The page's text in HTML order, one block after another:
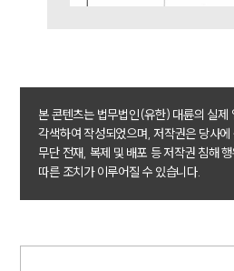
대륜법률상
대륜법률상담
본 콘텐츠는 법무법인(유한) 대륜의 실제
각색하여 작성되었으며, 저작권은 당사에
무단 전재, 복제 및 배포 등 저작권 침해
따른 조치가 이루어질 수 있습니다.